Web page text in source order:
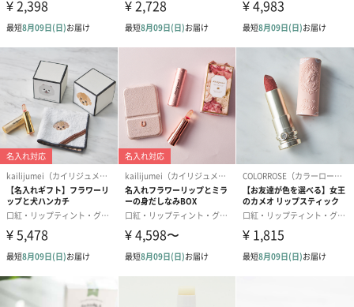
並行輸入品か
否か
並行輸入品
使用期限表示
有無
無し
商品オプション情報
お届けボックスオプション
配送用のダンボールを装飾いたします。お相手のご住所に直接お
送りする際に人気のオプションです。お相手に直接手渡しする場